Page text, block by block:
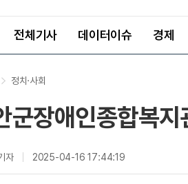
전체기사 데이터이슈 경제
정치·사회
군장애인종합복
자 2025-04-16 17:44:19